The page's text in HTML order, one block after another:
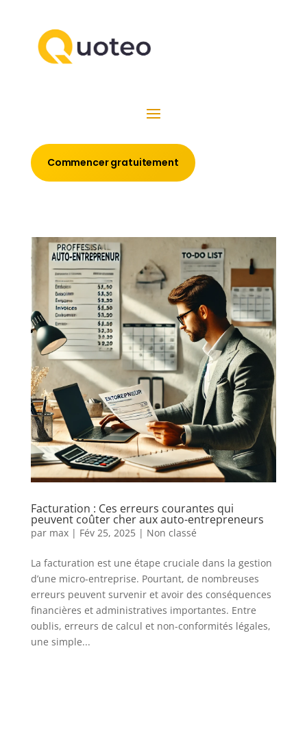
Commencer gratuitement
Facturation : Ces erreurs courantes qui
peuvent coûter cher aux auto-entrepreneurs
par max| Fév 25, 2025| Non classé
La facturation est une étape cruciale dans la gestion
d’une micro-entreprise. Pourtant, de nombreuses
erreurs peuvent survenir et avoir des conséquences
financières et administratives importantes. Entre
oublis, erreurs de calcul et non-conformités légales,
une simple...